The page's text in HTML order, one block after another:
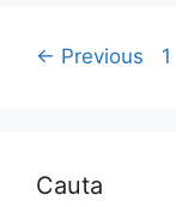
← Previous 1
Cauta